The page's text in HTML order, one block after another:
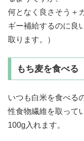
何となく良さそう＋
ギー補給するのに良
取ります。）
もち麦を食べる
いつも白米を食べる
性食物繊維を取って
100g入れます。